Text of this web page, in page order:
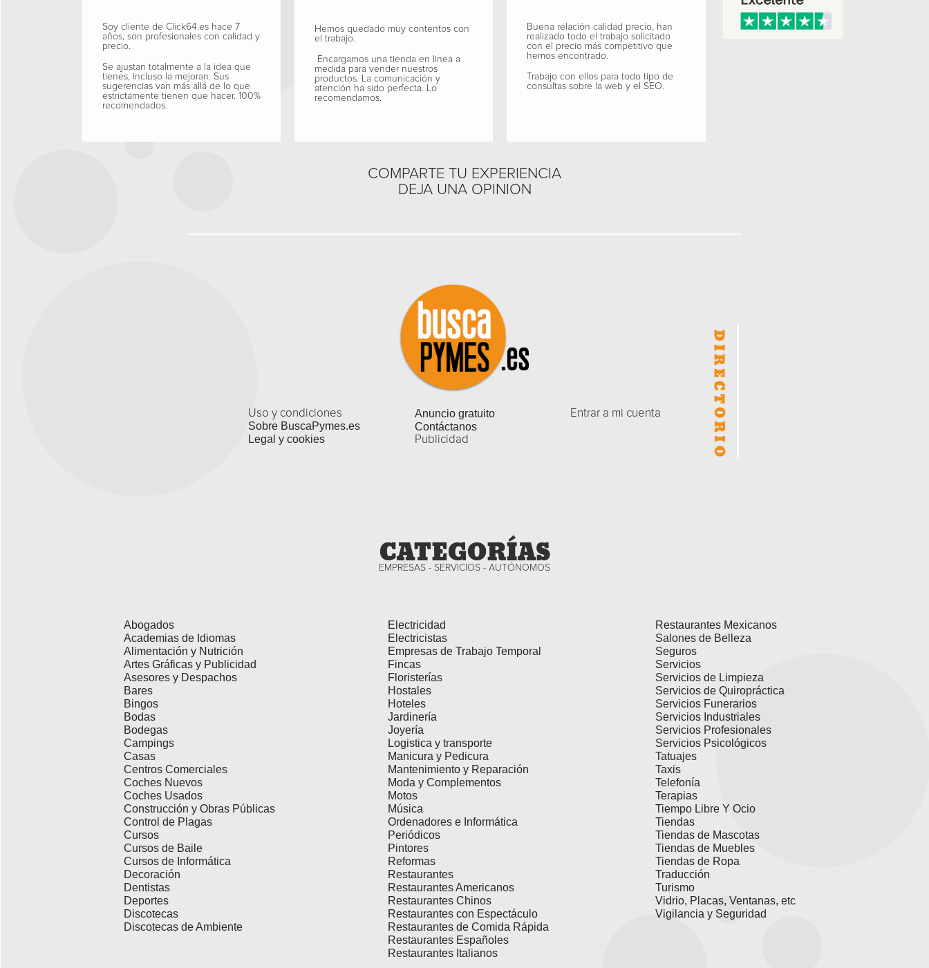
Soy cliente de Click64.es hace 7
años, son profesionales con calidad y
precio.
Se ajustan totalmente a la idea que
tienes, incluso la mejoran. Sus
sugerencias van más allá de lo que
estrictamente tienen que hacer. 100%
recomendados.
Hemos quedado muy contentos con
el trabajo.
Encargamos una tienda en linea a
medida para vender nuestros
productos. La comunicación y
atención ha sido perfecta. Lo
recomendamos.
Buena relación calidad precio, han
realizado todo el trabajo solicitado
con el precio más competitivo que
hemos encontrado.
Trabajo con ellos para todo tipo de
consultas sobre la web y el SEO.
COMPARTE TU EXPERIENCIA
DEJA UNA OPINION
Uso y condiciones
Sobre BuscaPymes.es
Legal y cookies
Anuncio gratuito
Contáctanos
Publicidad
Entrar a mi cuenta
CATEGORÍAS
EMPRESAS - SERVICIOS - AUTÓNOMOS
Abogados
Academias de Idiomas
Alimentación y Nutrición
Artes Gráficas y Publicidad
Asesores y Despachos
Bares
Bingos
Bodas
Bodegas
Campings
Casas
Centros Comerciales
Coches Nuevos
Coches Usados
Construcción y Obras Públicas
Control de Plagas
Cursos
Cursos de Baile
Cursos de Informática
Decoración
Dentistas
Deportes
Discotecas
Discotecas de Ambiente
Electricidad
Electricistas
Empresas de Trabajo Temporal
Fincas
Floristerías
Hostales
Hoteles
Jardinería
Joyería
Logistica y transporte
Manicura y Pedicura
Mantenimiento y Reparación
Moda y Complementos
Motos
Música
Ordenadores e Informática
Periódicos
Pintores
Reformas
Restaurantes
Restaurantes Americanos
Restaurantes Chinos
Restaurantes con Espectáculo
Restaurantes de Comida Rápida
Restaurantes Españoles
Restaurantes Italianos
Restaurantes Mexicanos
Salones de Belleza
Seguros
Servicios
Servicios de Limpieza
Servicios de Quiropráctica
Servicios Funerarios
Servicios Industriales
Servicios Profesionales
Servicios Psicológicos
Tatuajes
Taxis
Telefonía
Terapias
Tiempo Libre Y Ocio
Tiendas
Tiendas de Mascotas
Tiendas de Muebles
Tiendas de Ropa
Traducción
Turismo
Vidrio, Placas, Ventanas, etc
Vigilancia y Seguridad